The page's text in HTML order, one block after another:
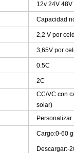
12v 24V 48V
Capacidad
2,2 V por
3,65V por
0.5C
2C
CC/VC con
solar)
Personalizar
Cargo:0-60
Descargar:-